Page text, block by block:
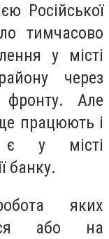
Російської
тимчасово
у місті
через
фронту. Але
працюють і
є у місті
банку.
яких
або на